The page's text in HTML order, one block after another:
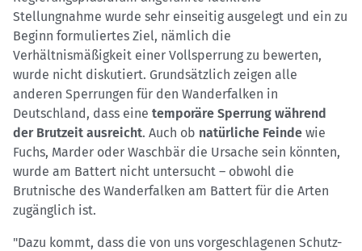
Stellungnahme wurde sehr einseitig ausgelegt und ein zu
Beginn formuliertes Ziel, nämlich die
Verhältnismäßigkeit einer Vollsperrung zu bewerten,
wurde nicht diskutiert. Grundsätzlich zeigen alle
anderen Sperrungen für den Wanderfalken in
Deutschland, dass eine temporäre Sperrung während
der Brutzeit ausreicht. Auch ob natürliche Feinde wie
Fuchs, Marder oder Waschbär die Ursache sein könnten,
wurde am Battert nicht untersucht – obwohl die
Brutnische des Wanderfalken am Battert für die Arten
zugänglich ist.
"Dazu kommt, dass die von uns vorgeschlagenen Schutz-